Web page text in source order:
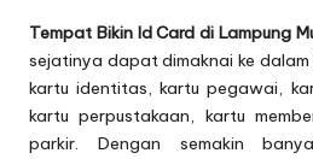
Tempat Bikin Id Card di Lampung
sejatinya dapat dimaknai ke
kartu identitas, kartu pegawai,
kartu perpustakaan, kartu
parkir. Dengan semakin